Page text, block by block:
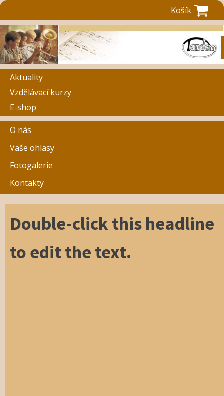
Košík
Aktuality
Vzdělávací kurzy
E-shop
O nás
Vaše ohlasy
Fotogalerie
Kontakty
Double-click this headline
to edit the text.